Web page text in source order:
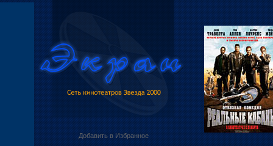
Добавить в Избранное